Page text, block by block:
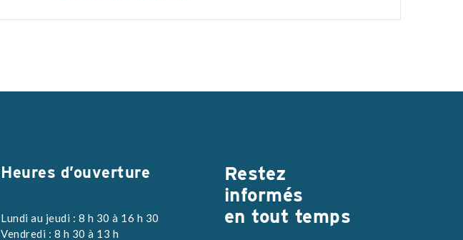
Heures d’ouverture
Lundi au jeudi : 8 h 30 à 16 h 30
Vendredi : 8 h 30 à 13 h
Restez
informés
en tout temps